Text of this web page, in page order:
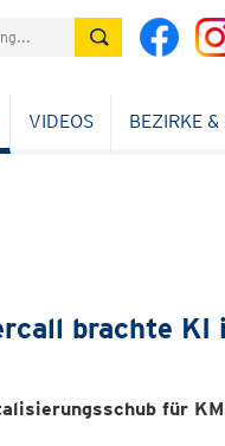
VIDEOS BEZIRKE &
brachte KI
für